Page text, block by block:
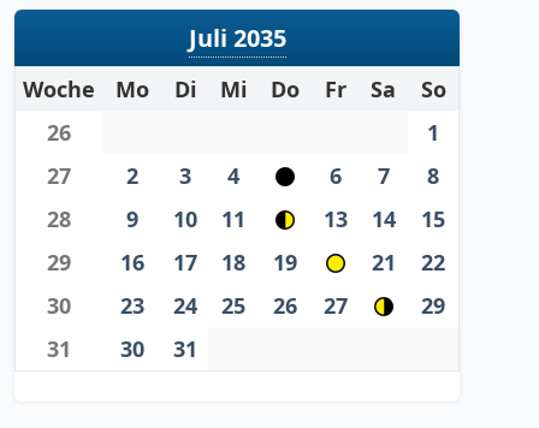
Juli 2035
Woche Mo Di Mi Do Fr Sa
So
26
1
27
2 3 4 6 7
8
28
9 10 11 13 14
15
29
16 17 18 19 21
22
30
23 24 25 26 27
29
31
30 31